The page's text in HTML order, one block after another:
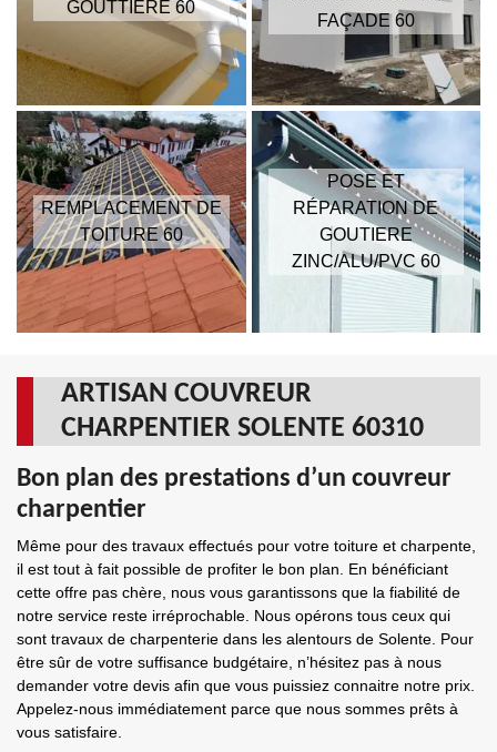
GOUTTIÈRE 60
FAÇADE 60
REMPLACEMENT DE
TOITURE 60
POSE ET
RÉPARATION DE
GOUTIERE
ZINC/ALU/PVC 60
ARTISAN COUVREUR
CHARPENTIER SOLENTE 60310
Bon plan des prestations d’un couvreur
charpentier
Même pour des travaux effectués pour votre toiture et charpente,
il est tout à fait possible de profiter le bon plan. En bénéficiant
cette offre pas chère, nous vous garantissons que la fiabilité de
notre service reste irréprochable. Nous opérons tous ceux qui
sont travaux de charpenterie dans les alentours de Solente. Pour
être sûr de votre suffisance budgétaire, n’hésitez pas à nous
demander votre devis afin que vous puissiez connaitre notre prix.
Appelez-nous immédiatement parce que nous sommes prêts à
vous satisfaire.